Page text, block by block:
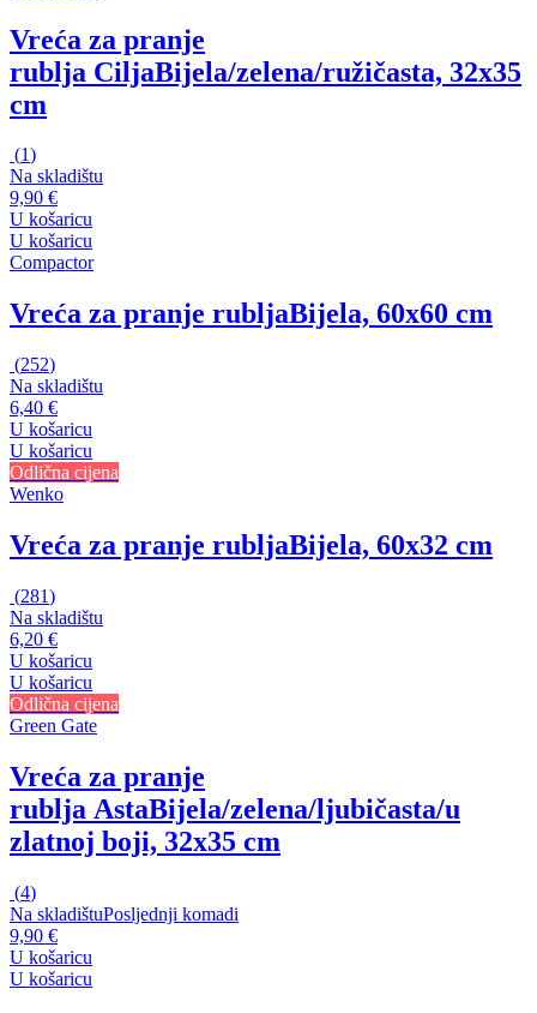
Vreća za pranje
rublja CiljaBijela/zelena/ružičasta, 32x35
cm
(1)
Na skladištu
9,90 €
U košaricu
U košaricu
Compactor
Vreća za pranje rubljaBijela, 60x60 cm
(252)
Na skladištu
6,40 €
U košaricu
U košaricu
Odlična cijena
Wenko
Vreća za pranje rubljaBijela, 60x32 cm
(281)
Na skladištu
6,20 €
U košaricu
U košaricu
Odlična cijena
Green Gate
Vreća za pranje
rublja AstaBijela/zelena/ljubičasta/u
zlatnoj boji, 32x35 cm
(4)
Na skladištuPosljednji komadi
9,90 €
U košaricu
U košaricu